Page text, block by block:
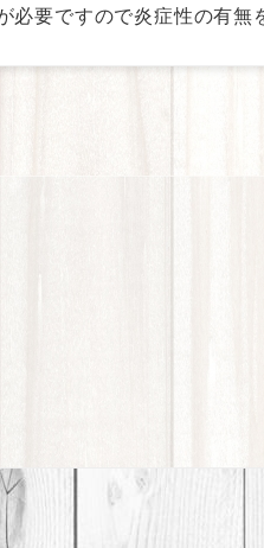
必要ですので炎症性の有無